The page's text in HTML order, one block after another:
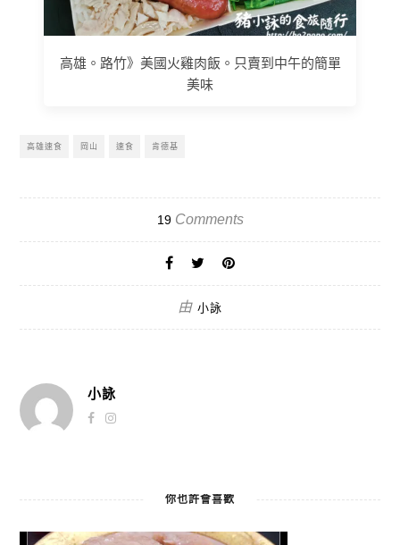
高雄。路竹》美國火雞肉飯。只賣到中午的簡單
美味
高雄速食 岡山 速食 肯德基
19Comments
由 小詠
小詠
你也許會喜歡